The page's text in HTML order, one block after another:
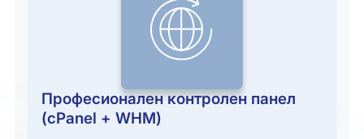
Професионален контролен панел
(cPanel + WHM)